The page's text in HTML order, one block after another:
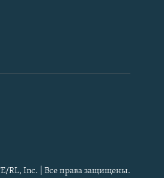
RL, Inc. | Все права защищены.